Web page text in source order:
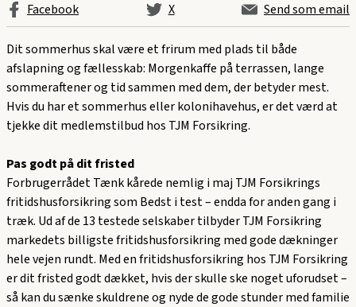
Facebook X Send som email
Dit sommerhus skal være et frirum med plads til både
afslapning og fællesskab: Morgenkaffe på terrassen, lange
sommeraftener og tid sammen med dem, der betyder mest.
Hvis du har et sommerhus eller kolonihavehus, er det værd at
tjekke dit medlemstilbud hos TJM Forsikring.
Pas godt på dit fristed
Forbrugerrådet Tænk kårede nemlig i maj TJM Forsikrings
fritidshusforsikring som Bedst i test – endda for anden gang i
træk. Ud af de 13 testede selskaber tilbyder TJM Forsikring
markedets billigste fritidshusforsikring med gode dækninger
hele vejen rundt. Med en fritidshusforsikring hos TJM Forsikring
er dit fristed godt dækket, hvis der skulle ske noget uforudset –
så kan du sænke skuldrene og nyde de gode stunder med familie